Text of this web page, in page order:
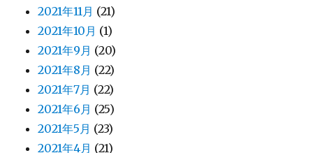
2021年11月 (21)
2021年10月 (1)
2021年9月 (20)
2021年8月 (22)
2021年7月 (22)
2021年6月 (25)
2021年5月 (23)
2021年4月 (21)